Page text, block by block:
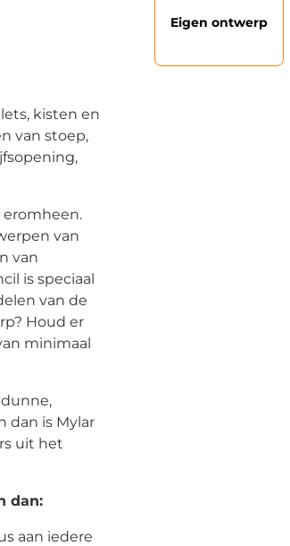
kisten en
van stoep,
van
van
is speciaal
van de
Houd er
minimaal
dan is Mylar
uit het
dan:
aan iedere